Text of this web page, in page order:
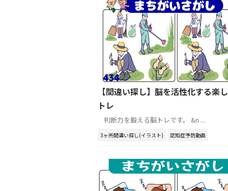
【間違い探し】脳を活性化する楽
トレ
判断力を鍛える脳トレです。 &n ...
3ヶ所間違い探し(イラスト) 認知症予防動画